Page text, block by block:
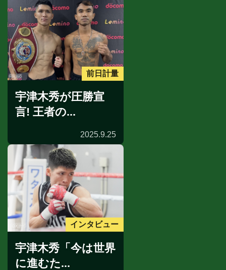
前日計量
宇津木秀が圧勝宣
言! 王者の...
2025.9.25
インタビュー
宇津木秀「今は世界
に進むた...